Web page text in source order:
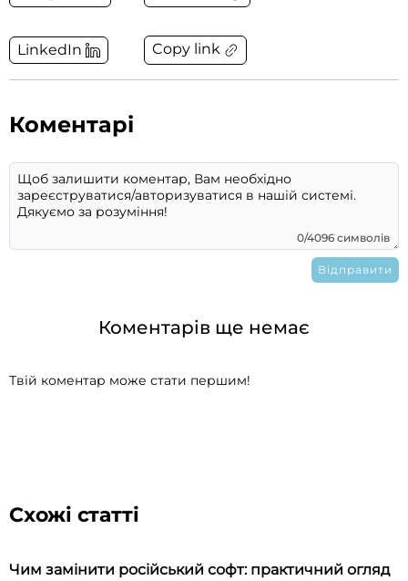
LinkedIn Copy link
Коментарі
0/4096 символів
Коментарів ще немає
Твій коментар може стати першим!
Схожі статті
Чим замінити російський софт: практичний огляд